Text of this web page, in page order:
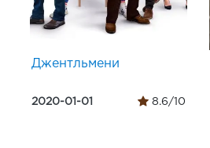
Джентльмени
2020-01-01 8.6/10